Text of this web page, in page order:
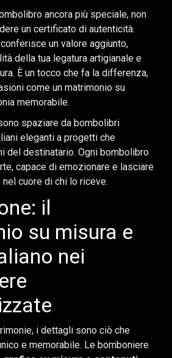
ancora più speciale, non
un certificato di autenticità.
un valore aggiunto,
della tua legatura artigianale e
È un tocco che fa la differenza,
come un matrimonio su
memorabile.
spaziare da bombolibri
eleganti a progetti che
del destinatario. Ogni bombolibro
capace di emozionare e lasciare
cuore di chi lo riceve.
il
su misura e
nei
i dettagli sono ciò che
e memorabile. Le bomboniere